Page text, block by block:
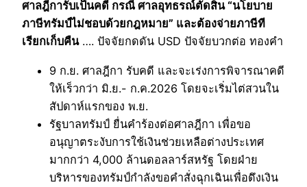
ศาลฎีการับเป็นคดี กรณี ศาลอุทธรณ์ตัดสิน “นโยบาย
ภาษีทรัมป์ไม่ชอบด้วยกฎหมาย” และต้องจ่ายภาษีที
เรียกเก็บคืน…. ปัจจัยกดดัน USD ปัจจัยบวกต่อ ทองคำ
9 ก.ย. ศาลฎีกา รับคดี และจะเร่งการพิจารณาคดี
ให้เร็วกว่า มิ.ย.- ก.ค.2026 โดยจะเริ่มไต่สวนใน
สัปดาห์แรกของ พ.ย.
รัฐบาลทรัมป์ ยื่นคำร้องต่อศาลฎีกา เพื่อขอ
อนุญาตระงับการใช้เงินช่วยเหลือต่างประเทศ
มากกว่า 4,000 ล้านดอลลาร์สหรัฐ โดยฝ่าย
บริหารของทรัมป์กำลังขอคำสั่งฉุกเฉินเพื่อดึงเงิน